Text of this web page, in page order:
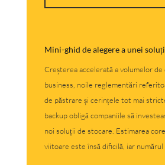
Mini-ghid de alegere a unei
Creșterea accelerată a volumelor de
business, noile reglementări
de păstrare și cerințele tot mai
backup obligă companiile să
noi soluții de stocare. Estimarea
viitoare este însă dificilă, iar numărul